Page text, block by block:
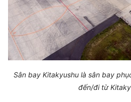
Sân bay Kitakyushu là sân bay
đến/đi từ